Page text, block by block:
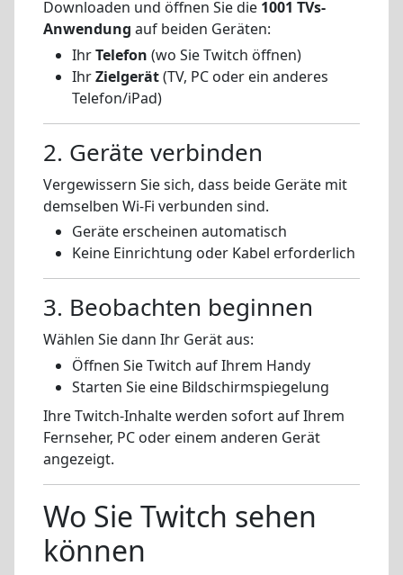
Downloaden und öffnen Sie die 1001 TVs-
Anwendung auf beiden Geräten:
IhrTelefon (wo Sie Twitch öffnen)
IhrZielgerät(TV, PC oder ein anderes
Telefon/iPad)
2. Geräte verbinden
Vergewissern Sie sich, dass beide Geräte mit
demselben Wi-Fi verbunden sind.
Geräte erscheinen automatisch
Keine Einrichtung oder Kabel erforderlich
3. Beobachten beginnen
Wählen Sie dann Ihr Gerät aus:
Öffnen Sie Twitch auf Ihrem Handy
Starten Sie eine Bildschirmspiegelung
Ihre Twitch-Inhalte werden sofort auf Ihrem
Fernseher, PC oder einem anderen Gerät
angezeigt.
Wo Sie Twitch sehen
können